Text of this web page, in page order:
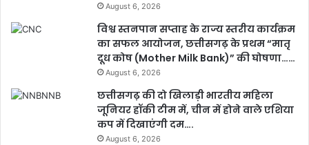
August 6, 2026
विश्व स्तनपान सप्ताह के राज्य स्तरीय कार्यक्रम
का सफल आयोजन, छत्तीसगढ़ के प्रथम “मातृ
दूध कोष (Mother Milk Bank)” की घोषणा……
August 6, 2026
छत्तीसगढ़ की दो खिलाड़ी भारतीय महिला
जूनियर हॉकी टीम में, चीन में होने वाले एशिया
कप में दिखाएंगी दम….
August 6, 2026